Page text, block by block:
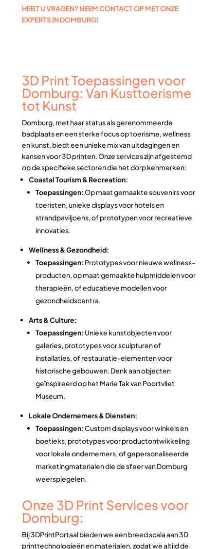
HEBT U VRAGEN? NEEM CONTACT OP MET ONZE
EXPERTS IN DOMBURG!
3D Print Toepassingen voor
Domburg: Van Kusttoerisme
tot Kunst
Domburg, met haar status als gerenommeerde
badplaats en een sterke focus op toerisme, wellness
en kunst, biedt een unieke mix van uitdagingen en
kansen voor 3D printen. Onze services zijn afgestemd
op de specifieke sectoren die het dorp kenmerken:
Coastal Tourism & Recreation:
Toepassingen:Op maat gemaakte souvenirs voor
toeristen, unieke displays voor hotels en
strandpaviljoens, of prototypen voor recreatieve
innovaties.
Wellness & Gezondheid:
Toepassingen: Prototypes voor nieuwe wellness-
producten, op maat gemaakte hulpmiddelen voor
therapieën, of educatieve modellen voor
gezondheidscentra.
Arts & Culture:
Toepassingen: Unieke kunstobjecten voor
galeries, prototypes voor sculpturen of
installaties, of restauratie-elementen voor
historische gebouwen. Denk aan objecten
geïnspireerd op het Marie Tak van Poortvliet
Museum.
Lokale Ondernemers & Diensten:
Toepassingen:Custom displays voor winkels en
boetieks, prototypes voor productontwikkeling
voor lokale ondernemers, of gepersonaliseerde
marketingmaterialen die de sfeer van Domburg
weerspiegelen.
Onze 3D Print Services voor
Domburg:
Bij 3DPrintPortaal bieden we een breed scala aan 3D
printtechnologieën en materialen, zodat we altijd de